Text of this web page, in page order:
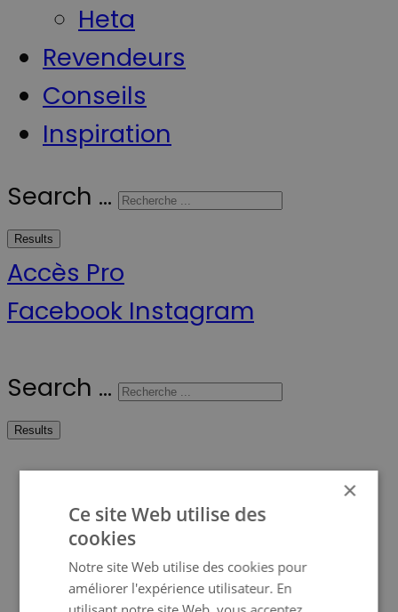
Heta
Revendeurs
Conseils
Inspiration
Search ...
Results
Accès Pro
Facebook Instagram
Search ...
Results
Qui sommes-nous ?
Devenez revendeur
Ma Prime Renov’
×
Ce site Web utilise des
cookies
Notre site Web utilise des cookies pour
améliorer l'expérience utilisateur. En